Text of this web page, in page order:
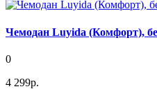
Чемодан Luyida (Комфорт),
0
4 299р.